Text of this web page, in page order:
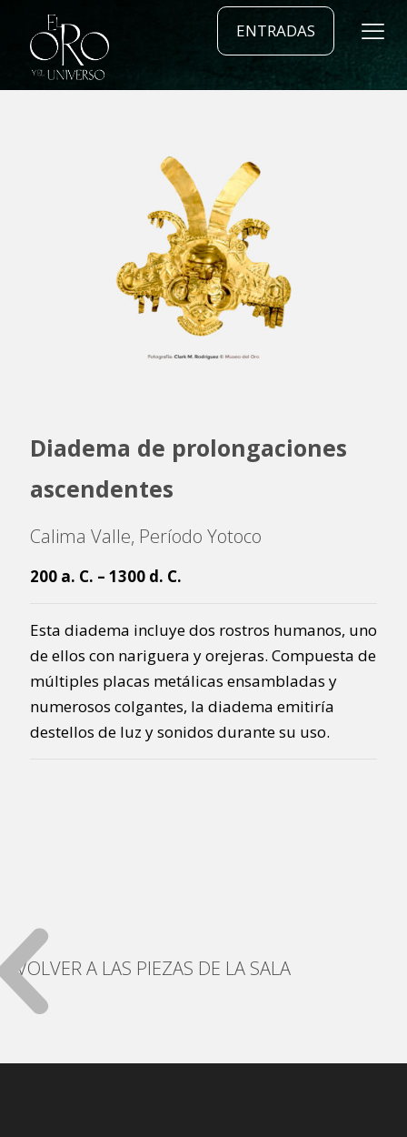
ENTRADAS
Diadema de prolongaciones
ascendentes
Calima Valle, Período Yotoco
200 a. C. – 1300 d. C.
Esta diadema incluye dos rostros humanos, uno
de ellos con nariguera y orejeras. Compuesta de
múltiples placas metálicas ensambladas y
numerosos colgantes, la diadema emitiría
destellos de luz y sonidos durante su uso.
VOLVER A LAS PIEZAS DE LA SALA